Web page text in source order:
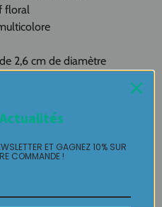
floral
2,6 cm de diamètre
cadeau prêt à offrir !
100 % FAIT-MAIN
in France
et en multicolore qui
ET GAGNEZ 10% SUR
COMMANDE !